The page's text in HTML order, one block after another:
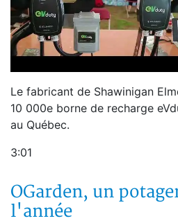
Le fabricant de Shawinigan
10 000e borne de recharge
au Québec.
3:01
OGarden, un
l'année